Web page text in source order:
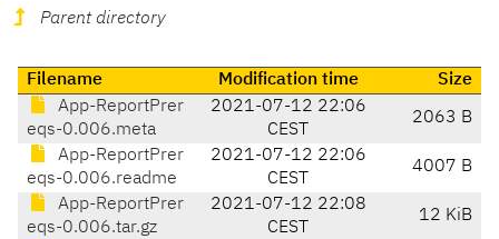
Parent directory
Filename Modification time
Size
App-ReportPrer
eqs-0.006.meta
2021-07-12 22:06
CEST
2063 B
App-ReportPrer
eqs-0.006.readme
2021-07-12 22:06
CEST
4007 B
App-ReportPrer
eqs-0.006.tar.gz
2021-07-12 22:08
CEST
12 KiB